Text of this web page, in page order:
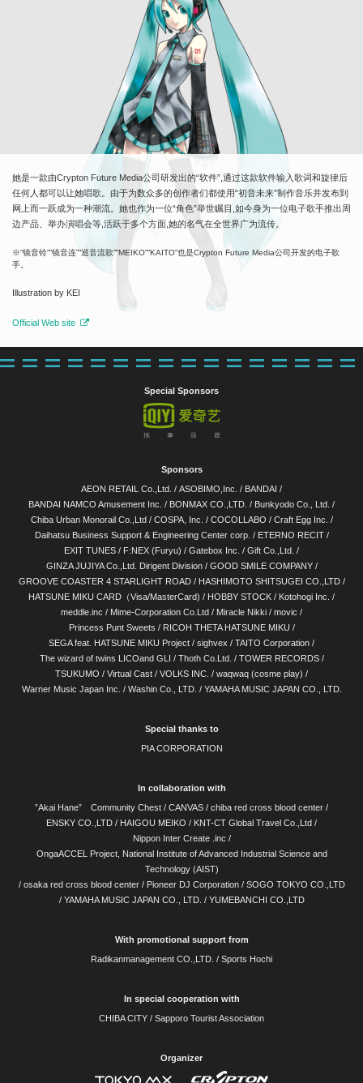
她是一款由Crypton Future Media公司研发出的“软件”,通过这款软件输入歌词和旋律后
任何人都可以让她唱歌。由于为数众多的创作者们都使用“初音未来”制作音乐并发布到
网上而一跃成为一种潮流。她也作为一位“角色”举世瞩目,如今身为一位电子歌手推出周
边产品、举办演唱会等,活跃于多个方面,她的名气在全世界广为流传。
※“镜音铃”“镜音连”“巡音流歌”“MEIKO”“KAITO”也是Crypton Future Media公司开发的电子歌
手。
Illustration by KEI
Official Web site
Special Sponsors
Sponsors
AEON RETAIL Co.,Ltd. / ASOBIMO,Inc. / BANDAI /
BANDAI NAMCO Amusement Inc. / BONMAX CO.,LTD. / Bunkyodo Co., Ltd. /
Chiba Urban Monorail Co.,Ltd/ COSPA, Inc. / COCOLLABO / Craft Egg Inc. /
Daihatsu Business Support & Engineering Center corp. / ETERNO RECIT/
EXIT TUNES / F:NEX (Furyu) / Gatebox Inc. / Gift Co.,Ltd. /
GINZA JUJIYA Co.,Ltd. Dirigent Division/ GOOD SMILE COMPANY/
GROOVE COASTER 4 STARLIGHT ROAD/ HASHIMOTO SHITSUGEI CO.,LTD/
HATSUNE MIKU CARD（Visa/MasterCard) / HOBBY STOCK / Kotohogi Inc. /
meddle.inc / Mime-Corporation Co.Ltd / Miracle Nikki / movic /
Princess Punt Sweets / RICOH THETA HATSUNE MIKU /
SEGA feat. HATSUNE MIKU Project / sighvex / TAITO Corporation /
The wizard of twins LICOand GLI / Thoth Co.Ltd. / TOWER RECORDS/
TSUKUMO / Virtual Cast / VOLKS INC. / waqwaq (cosme play) /
Warner Music Japan Inc. / Washin Co., LTD. / YAMAHA MUSIC JAPAN CO., LTD.
Special thanks to
PIA CORPORATION
In collaboration with
”Akai Hane” Community Chest / CANVAS / chiba red cross blood center /
ENSKY CO.,LTD / HAIGOU MEIKO / KNT-CT Global Travel Co.,Ltd /
Nippon Inter Create .inc /
OngaACCEL Project, National Institute of Advanced Industrial Science and
Technology (AIST)
/ osaka red cross blood center/ Pioneer DJ Corporation/ SOGO TOKYO CO.,LTD
/ YAMAHA MUSIC JAPAN CO., LTD. / YUMEBANCHI CO.,LTD
With promotional support from
Radikanmanagement CO.,LTD. / Sports Hochi
In special cooperation with
CHIBA CITY / Sapporo Tourist Association
Organizer